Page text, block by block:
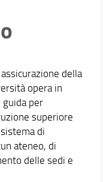
e Servizi
della
opera in
guida per
superiore
di
ateneo, di
delle sedi e